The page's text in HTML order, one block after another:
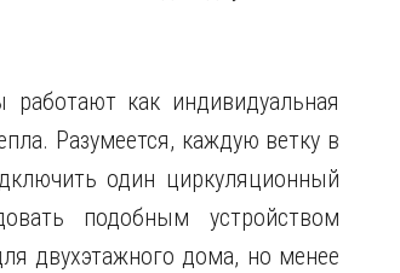
как индивидуальная
Разумеется, каждую ветку в
один циркуляционный
подобным устройством
двухэтажного дома, но менее